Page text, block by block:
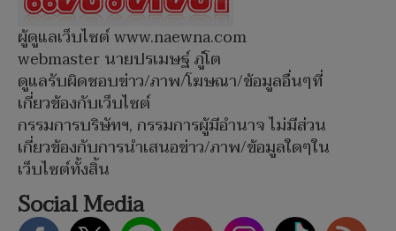
ผู้ดูแลเว็บไซต์ www.naewna.com
webmaster นายปรเมษฐ์ ภู่โต
ดูแลรับผิดชอบข่าว/ภาพ/โฆษณา/ข้อมูลอื่นๆที่
เกี่ยวข้องกับเว็บไซต์
กรรมการบริษัทฯ, กรรมการผู้มีอำนาจ ไม่มีส่วน
เกี่ยวข้องกับการนำเสนอข่าว/ภาพ/ข้อมูลใดๆใน
เว็บไซต์ทั้งสิ้น
Social Media